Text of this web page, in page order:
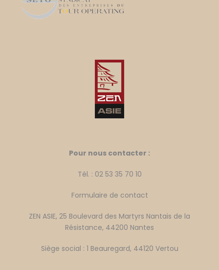
Pour nous contacter :
Tél. : 02 53 35 70 10
Formulaire de contact
ZEN ASIE, 25 Boulevard des Martyrs Nantais de la
Résistance, 44200 Nantes
Siège social : 1 Beauregard, 44120 Vertou